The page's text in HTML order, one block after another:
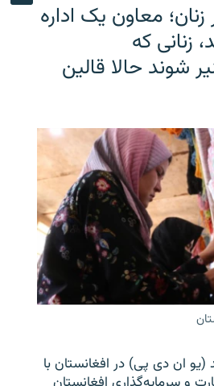
معاون یک اداره
زنانی که
شوند حالا قالین
ان دی پی) در افغانستان با